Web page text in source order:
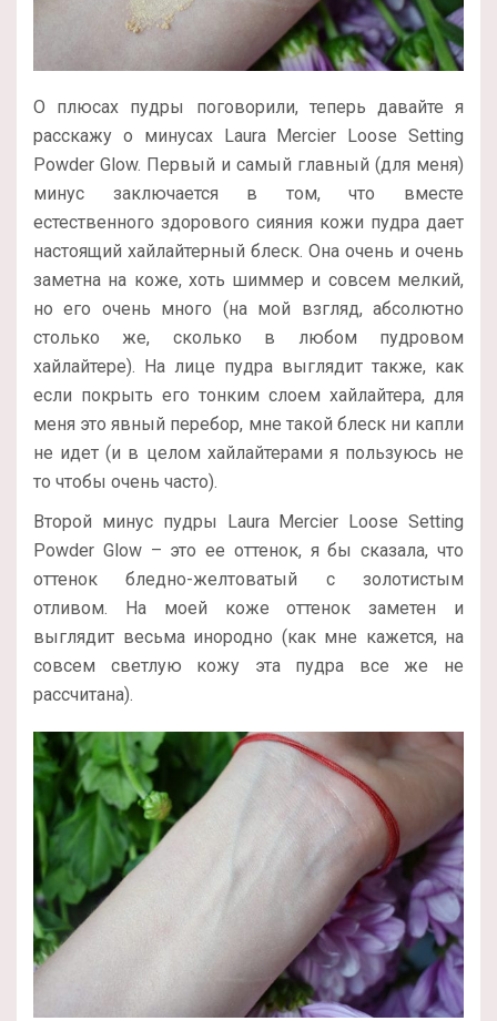
О плюсах пудры поговорили, теперь давайте я
расскажу о минусах Laura Mercier Loose Setting
Powder Glow. Первый и самый главный (для меня)
минус заключается в том, что вместе
естественного здорового сияния кожи пудра дает
настоящий хайлайтерный блеск. Она очень и очень
заметна на коже, хоть шиммер и совсем мелкий,
но его очень много (на мой взгляд, абсолютно
столько же, сколько в любом пудровом
хайлайтере). На лице пудра выглядит также, как
если покрыть его тонким слоем хайлайтера, для
меня это явный перебор, мне такой блеск ни капли
не идет (и в целом хайлайтерами я пользуюсь не
то чтобы очень часто).
Второй минус пудры Laura Mercier Loose Setting
Powder Glow – это ее оттенок, я бы сказала, что
оттенок бледно-желтоватый с золотистым
отливом. На моей коже оттенок заметен и
выглядит весьма инородно (как мне кажется, на
совсем светлую кожу эта пудра все же не
рассчитана).